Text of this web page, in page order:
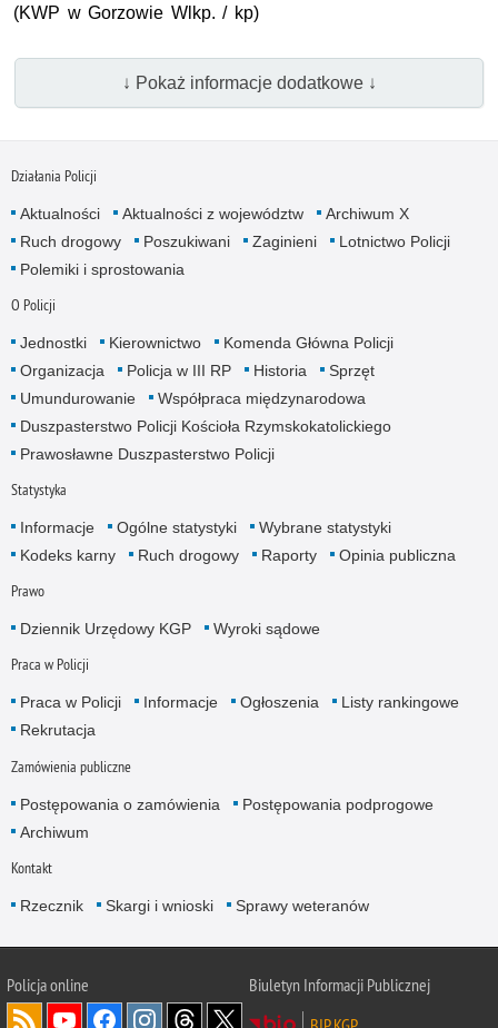
(KWP w Gorzowie Wlkp. / kp)
↓ Pokaż informacje dodatkowe ↓
Działania Policji
Aktualności Aktualności z województw
Archiwum X
Ruch drogowy
Poszukiwani Zaginieni
Lotnictwo Policji
Polemiki i sprostowania
O Policji
Jednostki Kierownictwo
Komenda Główna Policji
Organizacja
Policja w III RP Historia
Sprzęt
Umundurowanie
Współpraca międzynarodowa
Duszpasterstwo Policji Kościoła Rzymskokatolickiego
Prawosławne Duszpasterstwo Policji
Statystyka
Informacje Ogólne statystyki
Wybrane statystyki
Kodeks karny
Ruch drogowy Raporty Opinia publiczna
Prawo
Dziennik Urzędowy KGP Wyroki sądowe
Praca w Policji
Praca w Policji Informacje Ogłoszenia
Listy rankingowe
Rekrutacja
Zamówienia publiczne
Postępowania o zamówienia
Postępowania podprogowe
Archiwum
Kontakt
Rzecznik Skargi i wnioski Sprawy weteranów
Policjaonline
Biuletyn Informacji Publicznej